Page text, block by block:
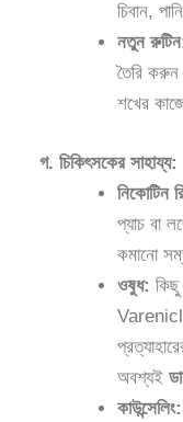
চিবান,
নতুন
তৈরি
শখের
গ. চিকিৎসকের সাহায্য:
নিকোটিন
প্যাচ বা
কমানো
ওষুধ:
অবশ্যই
কাউন্সেলিং: